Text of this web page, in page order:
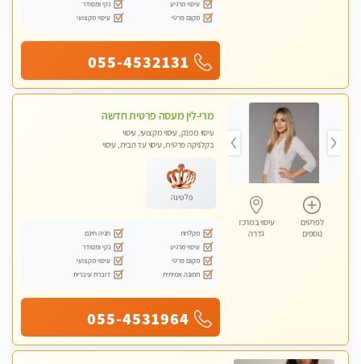
עיסוי מרגיע
נקי ומסודר
מקום פרטי
עיסוי מקצועי
055-4532131
לפרטים
נוספים
עיסוי במרכז
גדרה
מרי-לין מעסה פרטית חדשה
עיסוי מפנק, עיסוי מקצועי, עיסוי
בקלניקה פרטית, עיסוי עד הבית, עיסוי
פלטינה
מקלחת
חניה חינם
עיסוי מרגיע
נקי ומסודר
מקום פרטי
עיסוי מקצועי
תמונה אמיתית
דוברת עיברית
055-4531964